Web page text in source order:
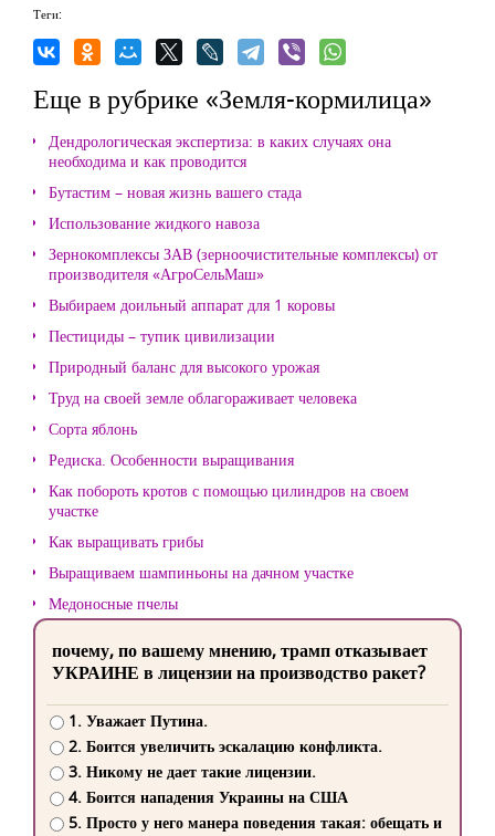
Теги:
Еще в рубрике «Земля-кормилица»
Дендрологическая экспертиза: в каких случаях она
необходима и как проводится
Бутастим – новая жизнь вашего стада
Использование жидкого навоза
Зернокомплексы ЗАВ (зерноочистительные комплексы) от
производителя «АгроСельМаш»
Выбираем доильный аппарат для 1 коровы
Пестициды – тупик цивилизации
Природный баланс для высокого урожая
Труд на своей земле облагораживает человека
Сорта яблонь
Редиска. Особенности выращивания
Как побороть кротов с помощью цилиндров на своем
участке
Как выращивать грибы
Выращиваем шампиньоны на дачном участке
Медоносные пчелы
почему, по вашему мнению, трамп отказывает
УКРАИНЕ в лицензии на производство ракет?
1. Уважает Путина.
2. Боится увеличить эскалацию конфликта.
3. Никому не дает такие лицензии.
4. Боится нападения Украины на США
5. Просто у него манера поведения такая: обещать и